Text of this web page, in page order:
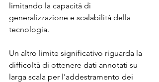
limitando la capacità di
generalizzazione e scalabilità della
tecnologia.
Un altro limite significativo riguarda la
difficoltà di ottenere dati annotati su
larga scala per l'addestramento dei